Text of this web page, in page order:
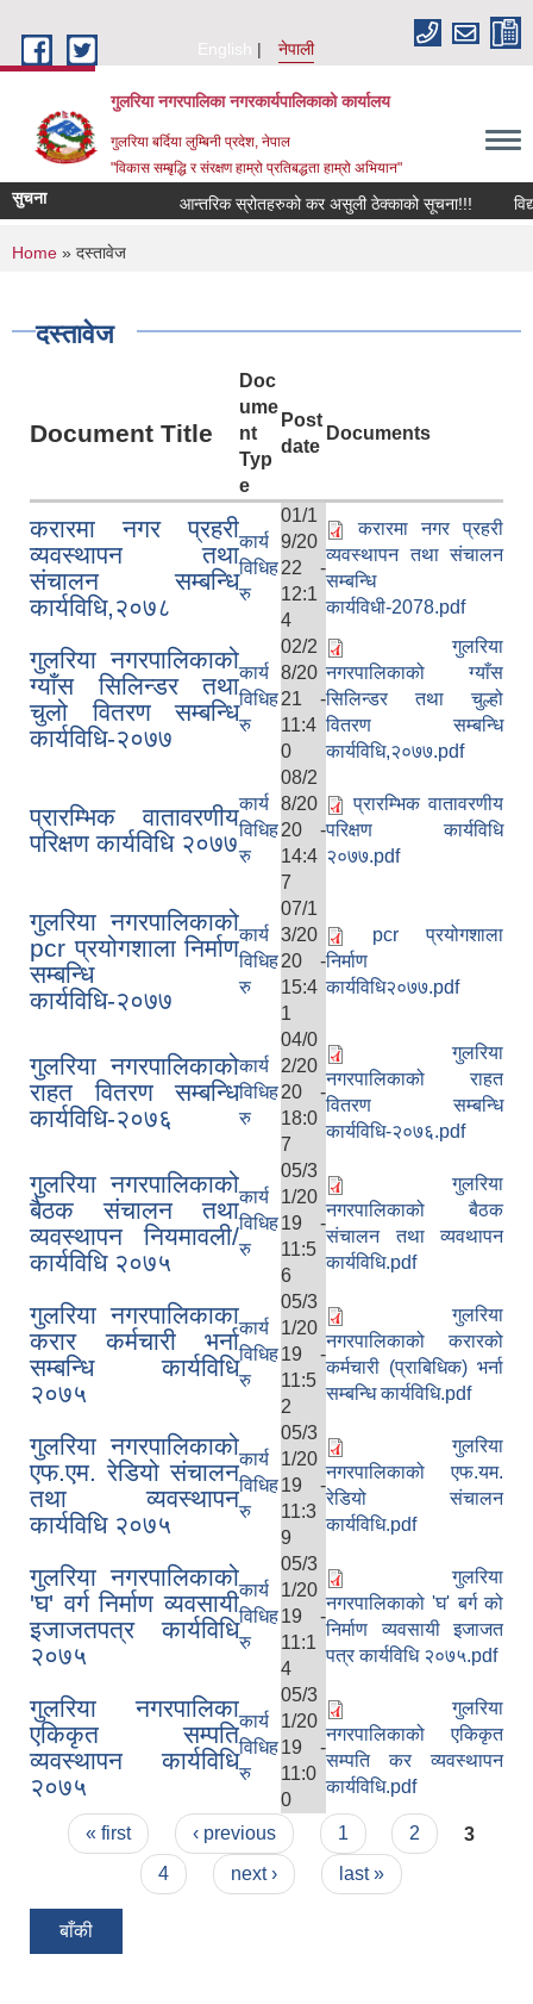
English
नेपाली
गुलरिया नगरपालिका नगरकार्यपालिकाको कार्यालय
गुलरिया बर्दिया लुम्बिनी प्रदेश, नेपाल
"विकास सम्बृद्धि र संरक्षण हाम्रो प्रतिबद्धता हाम्रो अभियान"
सुचना आन्तरिक स्रोतहरुको कर असुली ठेक्काको सूचना!!!
You are here
Home » दस्तावेज
दस्तावेज
Document Title
Doc
ume
nt
Typ
e
Post
date
Documents
करारमा नगर प्रहरी
व्यवस्थापन तथा
संचालन सम्बन्धि
कार्यविधि,२०७८
कार्य
विधिह
रु
01/1
9/20
22 -
12:1
4
करारमा नगर प्रहरी
व्यवस्थापन तथा संचालन
सम्बन्धि
कार्यविधी-2078.pdf
गुलरिया नगरपालिकाको
ग्याँस सिलिन्डर तथा
चुलो वितरण सम्बन्धि
कार्यविधि-२०७७
कार्य
विधिह
रु
02/2
8/20
21 -
11:4
0
गुलरिया
नगरपालिकाको ग्याँस
सिलिन्डर तथा चुल्हो
वितरण सम्बन्धि
कार्यविधि,२०७७.pdf
प्रारम्भिक वातावरणीय
परिक्षण कार्यविधि २०७७
कार्य
विधिह
रु
08/2
8/20
20 -
14:4
7
प्रारम्भिक वातावरणीय
परिक्षण कार्यविधि
२०७७.pdf
गुलरिया नगरपालिकाको
pcr प्रयोगशाला निर्माण
सम्बन्धि
कार्यविधि-२०७७
कार्य
विधिह
रु
07/1
3/20
20 -
15:4
1
pcr प्रयोगशाला
निर्माण
कार्यविधि२०७७.pdf
गुलरिया नगरपालिकाको
राहत वितरण सम्बन्धि
कार्यविधि-२०७६
कार्य
विधिह
रु
04/0
2/20
20 -
18:0
7
गुलरिया
नगरपालिकाको राहत
वितरण सम्बन्धि
कार्यविधि-२०७६.pdf
गुलरिया नगरपालिकाको
बैठक संचालन तथा
व्यवस्थापन नियमावली/
कार्यविधि २०७५
कार्य
विधिह
रु
05/3
1/20
19 -
11:5
6
गुलरिया
नगरपालिकाको बैठक
संचालन तथा व्यवथापन
कार्यविधि.pdf
गुलरिया नगरपालिकाका
करार कर्मचारी भर्ना
सम्बन्धि कार्यविधि
२०७५
कार्य
विधिह
रु
05/3
1/20
19 -
11:5
2
गुलरिया
नगरपालिकाको करारको
कर्मचारी (प्राबिधिक) भर्ना
सम्बन्धि कार्यविधि.pdf
गुलरिया नगरपालिकाको
एफ.एम. रेडियो संचालन
तथा व्यवस्थापन
कार्यविधि २०७५
कार्य
विधिह
रु
05/3
1/20
19 -
11:3
9
गुलरिया
नगरपालिकाको एफ.यम.
रेडियो संचालन
कार्यविधि.pdf
गुलरिया नगरपालिकाको
'घ' वर्ग निर्माण व्यवसायी
इजाजतपत्र कार्यविधि
२०७५
कार्य
विधिह
रु
05/3
1/20
19 -
11:1
4
गुलरिया
नगरपालिकाको 'घ' बर्ग को
निर्माण व्यवसायी इजाजत
पत्र कार्यविधि २०७५.pdf
गुलरिया नगरपालिका
एकिकृत सम्पति
व्यवस्थापन कार्यविधि
२०७५
कार्य
विधिह
रु
05/3
1/20
19 -
11:0
0
गुलरिया
नगरपालिकाको एकिकृत
सम्पति कर व्यवस्थापन
कार्यविधि.pdf
Pages
« first ‹ previous 1 2
3
4
next › last »
बाँकी